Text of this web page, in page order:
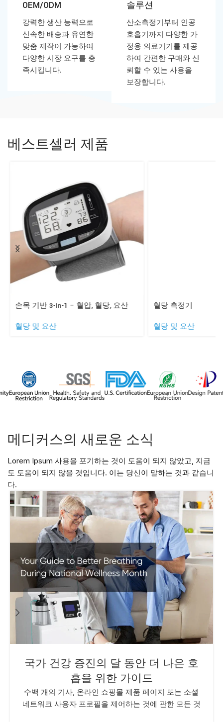
OEM/ODM
강력한 생산 능력으로
신속한 배송과 유연한
맞춤 제작이 가능하여
다양한 시장 요구를 충
족시킵니다.
솔루션
산소측정기부터 인공
호흡기까지 다양한 가
정용 의료기기를 제공
하여 간편한 구매와 신
뢰할 수 있는 사용을
보장합니다.
베스트셀러 제품
손목 기반 3-In-1 – 혈압, 혈당, 요산
혈당 및 요산
혈당 측정기
혈당 및 요산
메디커스의 새로운 소식
Lorem Ipsum 사용을 포기하는 것이 도움이 되지 않았고, 지금
도 도움이 되지 않을 것입니다. 이는 당신이 말하는 것과 같습니
다.
국가 건강 증진의 달 동안 더 나은 호
흡을 위한 가이드
수백 개의 기사, 온라인 쇼핑몰 제품 페이지 또는 소셜
네트워크 사용자 프로필을 제어하는 것에 관한 모든 것